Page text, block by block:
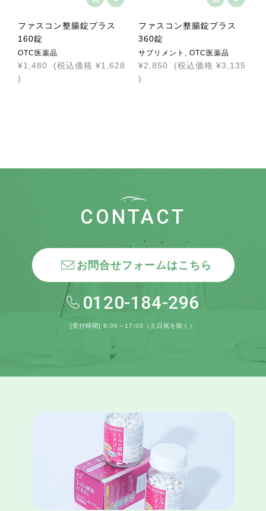
ファスコン整腸錠プラス
160錠
OTC医薬品
¥1,480 (税込価格 ¥1,628
)
ファスコン整腸錠プラス
360錠
サプリメント, OTC医薬品
¥2,850 (税込価格 ¥3,135
)
CONTACT
お問合せフォームはこちら
0120-184-296
[受付時間] 9:00～17:00（土日祝を除く）